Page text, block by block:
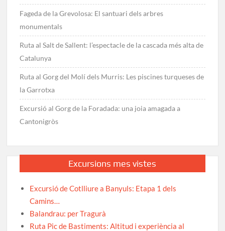
Fageda de la Grevolosa: El santuari dels arbres
monumentals
Ruta al Salt de Sallent: l’espectacle de la cascada més alta de
Catalunya
Ruta al Gorg del Molí dels Murris: Les piscines turqueses de
la Garrotxa
Excursió al Gorg de la Foradada: una joia amagada a
Cantonigròs
Excursions mes vistes
Excursió de Cotlliure a Banyuls: Etapa 1 dels
Camins…
Balandrau: per Tragurà
Ruta Pic de Bastiments: Altitud i experiència al